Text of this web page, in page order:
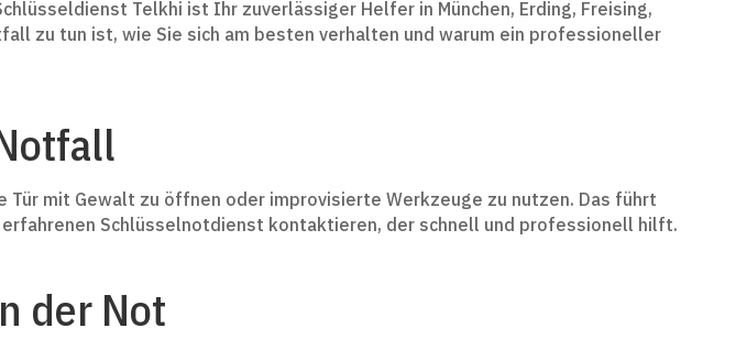
Telkhi ist Ihr zuverlässiger Helfer in München, Erding, Freising,
zu tun ist, wie Sie sich am besten verhalten und warum ein professioneller
Tür mit Gewalt zu öffnen oder improvisierte Werkzeuge zu nutzen. Das führt
Schlüsselnotdienst kontaktieren, der schnell und professionell hilft.
der Not